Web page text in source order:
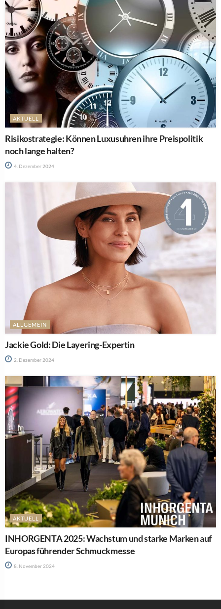
AKTUELL
Risikostrategie: Können Luxusuhren ihre Preispolitik
noch lange halten?
4. Dezember 2024
ALLGEMEIN
Jackie Gold: Die Layering-Expertin
2. Dezember 2024
AKTUELL
INHORGENTA 2025: Wachstum und starke Marken auf
Europas führender Schmuckmesse
8. November 2024